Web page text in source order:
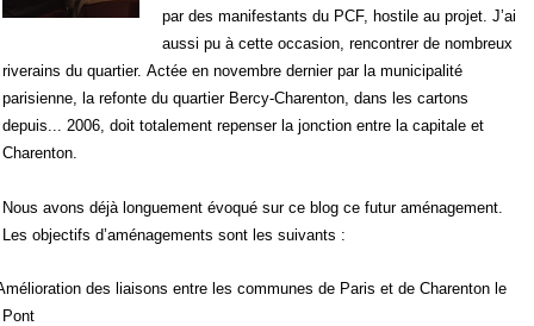
par des manifestants du PCF, hostile au projet. J’ai
aussi pu à cette occasion, rencontrer de nombreux
riverains du quartier. Actée en novembre dernier par la municipalité
parisienne, la refonte du quartier Bercy-Charenton, dans les cartons
depuis... 2006, doit totalement repenser la jonction entre la capitale et
Charenton.
Nous avons déjà longuement évoqué sur ce blog ce futur aménagement.
Les objectifs d’aménagements sont les suivants :
des liaisons entre les communes de Paris et de Charenton le
Pont